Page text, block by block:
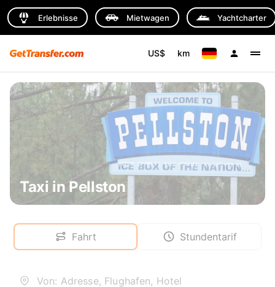
Erlebnisse Mietwagen Yachtcharter
US$ km
Taxi in Pellston
Fahrt Stundentarif
Von: Adresse, Flughafen, Hotel